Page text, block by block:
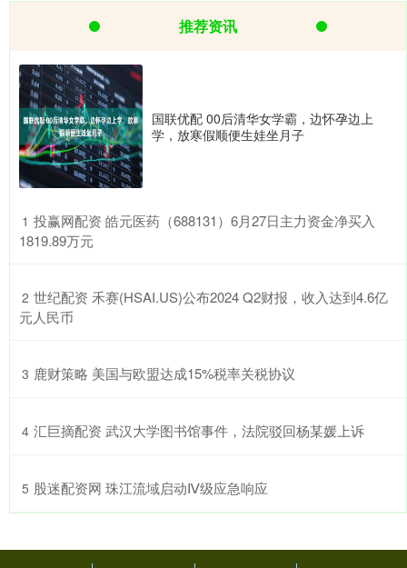
推荐资讯
国联优配 00后清华女学霸，边怀孕边上
学，放寒假顺便生娃坐月子
1 ​投赢网配资 皓元医药（688131）6月27日主力资金净买入
1819.89万元
2 ​世纪配资 禾赛(HSAI.US)公布2024 Q2财报，收入达到4.6亿
元人民币
3 ​鹿财策略 美国与欧盟达成15%税率关税协议
4 ​汇巨摘配资 武汉大学图书馆事件，法院驳回杨某媛上诉
5 ​股迷配资网 珠江流域启动Ⅳ级应急响应